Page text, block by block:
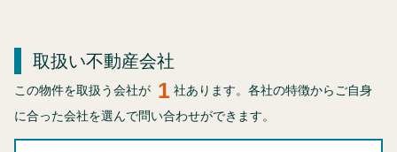
取扱い不動産会社
この物件を取扱う会社が 1 社あります。各社の特徴からご自身
に合った会社を選んで問い合わせができます。